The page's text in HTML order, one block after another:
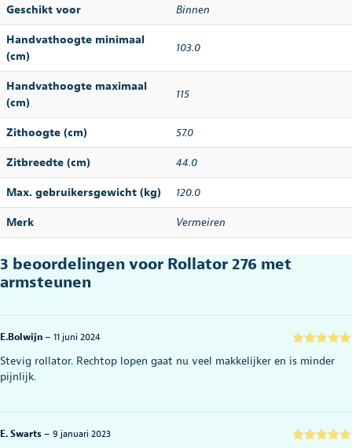
Geschikt voor Binnen
Handvathoogte minimaal
(cm)
103.0
Handvathoogte maximaal
(cm)
115
Zithoogte (cm) 57.0
Zitbreedte (cm) 44.0
Max. gebruikersgewicht (kg) 120.0
Merk Vermeiren
3 beoordelingen voor Rollator 276 met
armsteunen
5 uit 5
E.Bolwijn – 11 juni 2024
Stevig rollator. Rechtop lopen gaat nu veel makkelijker en is minder
pijnlijk.
E. Swarts – 9 januari 2023